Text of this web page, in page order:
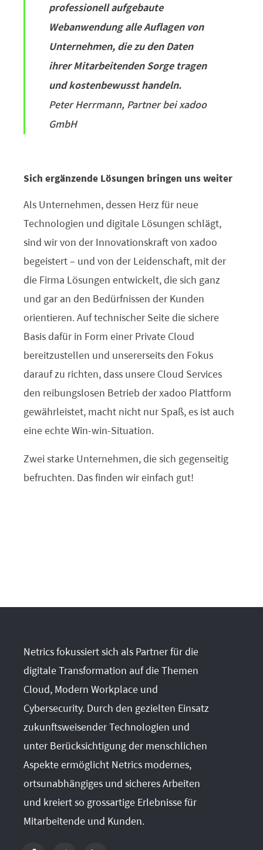
professionell aufgebaute
Webanwendung alle Auflagen von
Unternehmen, die zu den Daten
ihrer Mitarbeitenden Sorge tragen
und kostenbewusst handeln.
Peter Herrmann, Partner bei xadoo
GmbH
Sich ergänzende Lösungen bringen uns weiter
Als Unternehmen, dessen Herz für neue
Technologien und digitale Lösungen schlägt,
sind wir von der Innovationskraft von xadoo
begeistert – und von der Leidenschaft, mit der
die Firma Lösungen entwickelt, die sich ganz
und gar an den Bedürfnissen der Kunden
orientieren. Auf technischer Seite die sichere
Basis dafür in Form einer Private Cloud
bereitzustellen und unsererseits den Fokus
darauf zu richten, dass unsere Cloud Services
den reibungslosen Betrieb der xadoo Plattform
gewährleistet, macht nicht nur Spaß, es ist auch
eine echte Win-win-Situation.
Zwei starke Unternehmen, die sich gegenseitig
befruchten. Das finden wir einfach gut!
Netrics fokussiert sich als Partner für die
digitale Transformation auf die Themen
Cloud, Modern Workplace und
Cybersecurity. Durch den gezielten Einsatz
zukunftsweisender Technologien und
unter Berücksichtigung der menschlichen
Aspekte ermöglicht Netrics modernes,
ortsunabhängiges und sicheres Arbeiten
und kreiert so grossartige Erlebnisse für
Mitarbeitende und Kunden.